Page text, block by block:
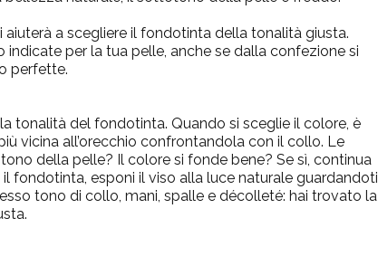
a scegliere il fondotinta della tonalità giusta.
per la tua pelle, anche se dalla confezione si
perfette.
tonalità del fondotinta. Quando si sceglie il colore, è
vicina all’orecchio confrontandola con il collo. Le
della pelle? Il colore si fonde bene? Se sì, continua
fondotinta, esponi il viso alla luce naturale guardandoti
tono di collo, mani, spalle e décolleté: hai trovato la